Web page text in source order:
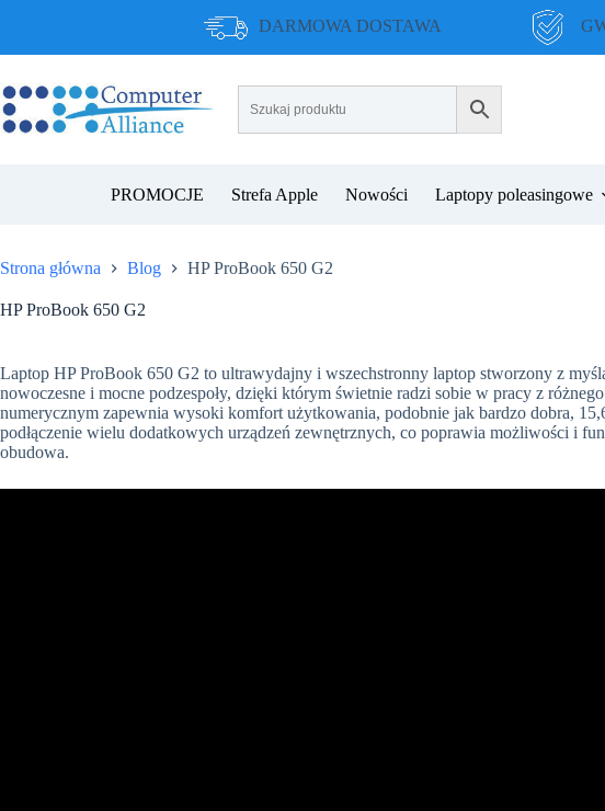
DARMOWA DOSTAWA
PROMOCJE Strefa Apple Nowości Laptopy poleasingowe
Strona główna Blog HP ProBook 650 G2
HP ProBook 650 G2
Laptop HP ProBook 650 G2 to ultrawydajny i wszechstronny laptop stworzony z
nowoczesne i mocne podzespoły, dzięki którym świetnie radzi sobie w pracy z
numerycznym zapewnia wysoki komfort użytkowania, podobnie jak bardzo dobra,
podłączenie wielu dodatkowych urządzeń zewnętrznych, co poprawia możliwości i
obudowa.